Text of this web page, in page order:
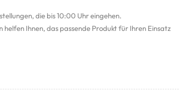
die bis 10:00 Uhr eingehen.
helfen Ihnen, das passende Produkt für Ihren Einsatz